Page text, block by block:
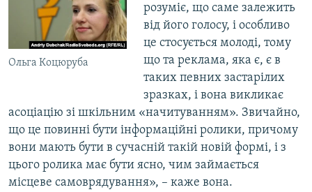
Ольга Коцюруба
розуміє, що саме залежить
від його голосу, і особливо
це стосується молоді, тому
що та реклама, яка є, є в
таких певних застарілих
зразках, і вона викликає
асоціацію зі шкільним «начитуванням». Звичайно,
що це повинні бути інформаційні ролики, причому
вони мають бути в сучасній такій новій формі, і з
цього ролика має бути ясно, чим займається
місцеве самоврядування», – каже вона.